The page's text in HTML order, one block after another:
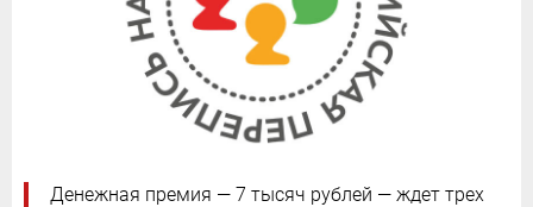
Денежная премия — 7 тысяч рублей — ждет трех